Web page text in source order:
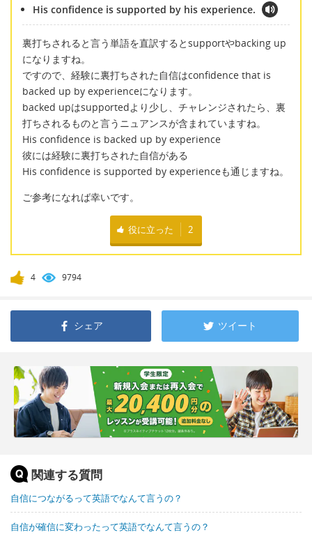
His confidence is supported by his experience.
裏打ちされると言う単語を直訳するとsupportやbacking up
になりますね。
ですので、経験に裏打ちされた自信はconfidence that is
backed up by experienceになります。
backed upはsupportedより少し、チャレンジされたら、裏
打ちされるものと言うニュアンスが含まれていますね。
His confidence is backed up by experience
彼には経験に裏打ちされた自信がある
His confidence is supported by experienceも通じますね。
ご参考になれば幸いです。
役に立った 2
4 9794
シェア ツイート
関連する質問
自信につながるって英語でなんて言うの？
自信が確信に変わったって英語でなんて言うの？